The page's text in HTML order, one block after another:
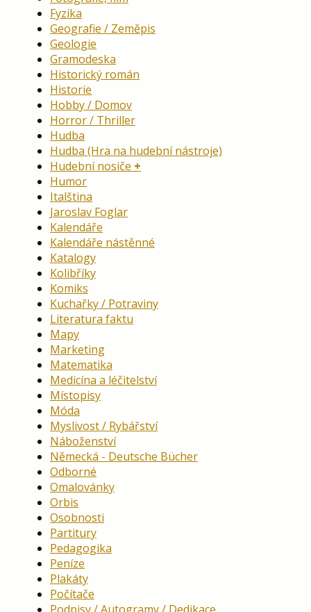
Fyzika
Geografie / Zeměpis
Geologie
Gramodeska
Historický román
Historie
Hobby / Domov
Horror / Thriller
Hudba
Hudba (Hra na hudební nástroje)
Hudební nosiče
Humor
Italština
Jaroslav Foglar
Kalendáře
Kalendáře nástěnné
Katalogy
Kolibříky
Komiks
Kuchařky / Potraviny
Literatura faktu
Mapy
Marketing
Matematika
Medicína a léčitelství
Místopisy
Móda
Myslivost / Rybářství
Náboženství
Německá - Deutsche Bücher
Odborné
Omalovánky
Orbis
Osobnosti
Partitury
Pedagogika
Peníze
Plakáty
Počítače